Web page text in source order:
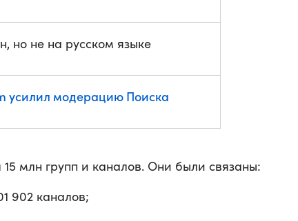
но не на русском языке
усилил модерацию Поиска
млн групп и каналов. Они были связаны:
902 каналов;